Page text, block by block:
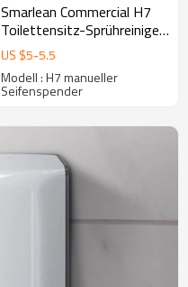
Smarlean Commercial H7
Toilettensitz-Sprühreiniger,
Seifenspender
US $5-5.5
Modell : H7 manueller
Seifenspender